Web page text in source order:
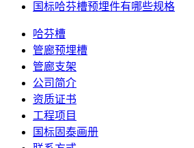
国标哈芬槽预埋件有哪些规格
哈芬槽
管廊预埋槽
管廊支架
公司简介
资质证书
工程项目
国标固泰画册